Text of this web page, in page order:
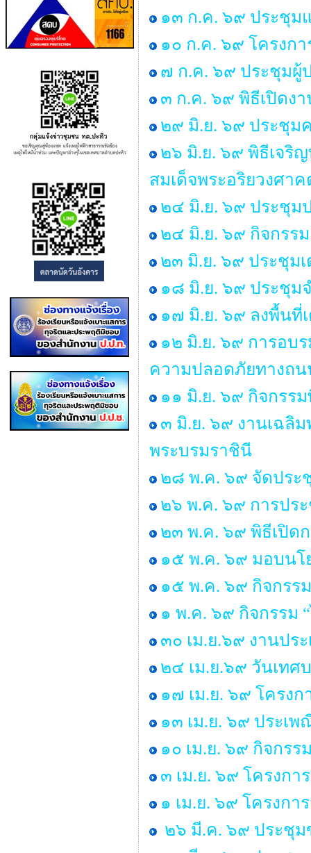
๑๓ ก.ค. ๖๙ ประชุม
๑๐ ก.ค. ๖๙ โครงก
๗ ก.ค. ๖๙ ประชุมผู้
๓ ก.ค. ๖๙ พิธีเปิดงา
๒๙ มิ.ย. ๖๙ ประชุม
๒๖ มิ.ย. ๖๙ พิธีเจริ
สมเด็จพระอริยวงศ
๒๔ มิ.ย. ๖๙ ประชุม
๒๔ มิ.ย. ๖๙ กิจกรร
๒๓ มิ.ย. ๖๙ ประชุม
๑๘ มิ.ย. ๖๙ ประชุม
๑๗ มิ.ย. ๖๙ ลงพื้นที่
๑๒ มิ.ย. ๖๙ การอบ
ความปลอดภัยทางถ
๑๑ มิ.ย. ๖๙ กิจกรร
๓ มิ.ย. ๖๙ งานเฉลิม
พระบรมราชินี
๒๘ พ.ค. ๖๙ จัดประ
๒๖ พ.ค. ๖๙ การปร
๒๓ พ.ค. ๖๙ พิธีเปิด
๑๕ พ.ค. ๖๙ มอบนโ
๑๕ พ.ค. ๖๙ กิจกรร
๑ พ.ค. ๖๙ กิจกรรม
๓๐ เม.ย.๖๙ งานปร
๒๔ เม.ย.๖๙ วันเท
๑๗ เม.ย. ๖๙ โครง
๑๓ เม.ย. ๖๙ ประเ
๑๐ เม.ย. ๖๙ กิจกร
๓ เม.ย. ๖๙ โครงก
๑ เม.ย. ๖๙ โครงก
๒๖ มี.ค. ๖๙ ประชุม